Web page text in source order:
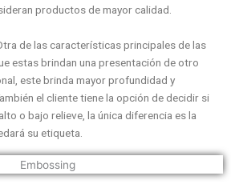
productos de mayor calidad.
de las características principales de las
estas brindan una presentación de otro
este brinda mayor profundidad y
el cliente tiene la opción de decidir si
o bajo relieve, la única diferencia es la
su etiqueta.